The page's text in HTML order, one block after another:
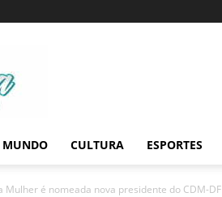
MUNDO CULTURA ESPORTES
Mulher é nomeada nova presidente do CDM-DF